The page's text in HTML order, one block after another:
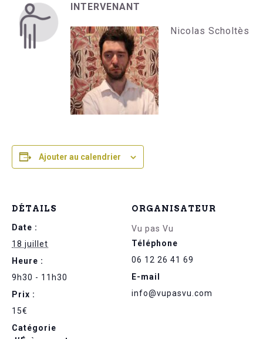
INTERVENANT
Nicolas Scholtès
Ajouter au calendrier
DÉTAILS
Date :
18 juillet
Heure :
9h30 - 11h30
Prix :
15€
Catégorie
ORGANISATEUR
Vu pas Vu
Téléphone
06 12 26 41 69
E-mail
info@vupasvu.com